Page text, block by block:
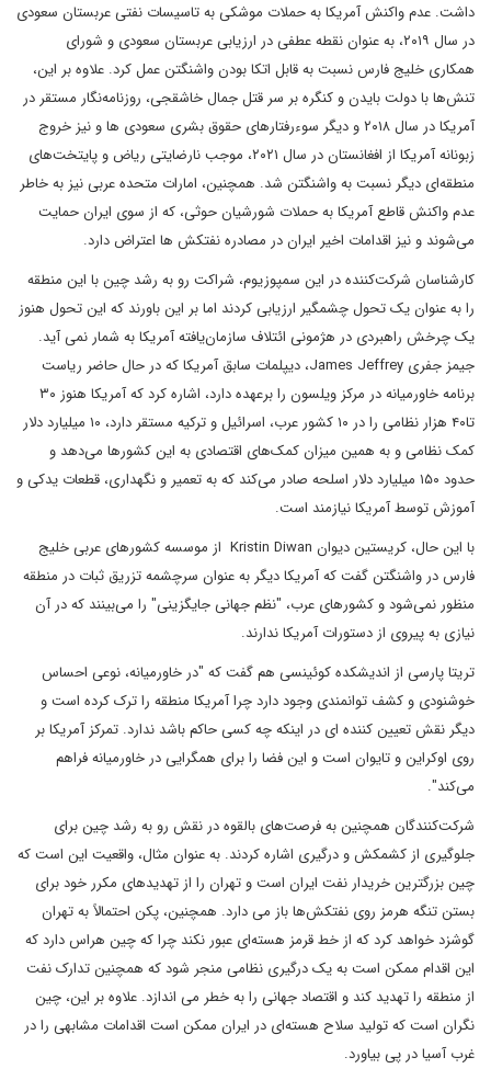
داشت. عدم واکنش آمریکا به حملات موشکی به تاسیسات نفتی عربستان سعودی
در سال ۲۰۱۹، به عنوان نقطه عطفی در ارزیابی عربستان سعودی و شورای
همکاری خلیج فارس نسبت به قابل اتکا بودن واشنگتن عمل کرد. علاوه بر این،
تنش‌ها با دولت بایدن و کنگره بر سر قتل جمال خاشقجی، روزنامه‌نگار مستقر در
آمریکا در سال ۲۰۱۸ و دیگر سوءرفتار‌های حقوق بشری سعودی ها و نیز خروج
زبونانه آمریکا از افغانستان در سال ۲۰۲۱، موجب نارضایتی ریاض و پایتخت‌های
منطقه‌ای دیگر نسبت به واشنگتن شد. همچنین، امارات متحده عربی نیز به خاطر
عدم واکنش قاطع آمریکا به حملات شورشیان حوثی، که از سوی ایران حمایت
می‌شوند و نیز اقدامات اخیر ایران در مصادره نفتکش ها اعتراض دارد.
کارشناسان شرکت‌کننده در این سمپوزیوم، شراکت رو به رشد چین با این منطقه
را به عنوان یک تحول چشمگیر ارزیابی کردند اما بر این باورند که این تحول هنوز
یک چرخش راهبردی در هژمونی ائتلاف سازمان‌یافته آمریکا به شمار نمی آید.
جیمز جفری James Jeffrey، دیپلمات سابق آمریکا که در حال حاضر ریاست
برنامه خاورمیانه در مرکز ویلسون را برعهده دارد، اشاره کرد که آمریکا هنوز ۳۰
تا۴۰ هزار نظامی را در ۱۰ کشور عرب، اسرائیل و ترکیه مستقر دارد، ۱۰ میلیارد دلار
کمک نظامی و به همین میزان کمک‌های اقتصادی به این کشورها می‌دهد و
حدود ۱۵۰ میلیارد دلار اسلحه صادر می‌کند که به تعمیر و نگهداری، قطعات یدکی و
آموزش توسط آمریکا نیازمند است.
با این حال، کریستین دیوان Kristin Diwan از موسسه کشورهای عربی خلیج
فارس در واشنگتن گفت که آمریکا دیگر به عنوان سرچشمه تزریق ثبات در منطقه
منظور نمی‌شود و کشورهای عرب، "نظم جهانی جایگزینی" را می‌بینند که در آن
نیازی به پیروی از دستورات آمریکا ندارند.
تریتا پارسی از اندیشکده کوئینسی هم گفت که "در خاورمیانه، نوعی احساس
خوشنودی و کشف توانمندی وجود دارد چرا آمریکا منطقه را ترک کرده است و
دیگر نقش تعیین کننده ای در اینکه چه کسی حاکم باشد ندارد. تمرکز آمریکا بر
روی اوکراین و تایوان است و این فضا را برای همگرایی در خاورمیانه فراهم
می‌کند".
شرکت‌کنندگان همچنین به فرصت‌های بالقوه در نقش رو به رشد چین برای
جلوگیری از کشمکش و درگیری اشاره کردند. به عنوان مثال، واقعیت این است که
چین بزرگترین خریدار نفت ایران است و تهران را از تهدیدهای مکرر خود برای
بستن تنگه هرمز روی نفتکش‌ها باز می دارد. همچنین، پکن احتمالاً به تهران
گوشزد خواهد کرد که از خط قرمز هسته‌ای عبور نکند چرا که چین هراس دارد که
این اقدام ممکن است به یک درگیری نظامی منجر شود که همچنین تدارک نفت
از منطقه را تهدید کند و اقتصاد جهانی را به خطر می اندازد. علاوه بر این، چین
نگران است که تولید سلاح‌ هسته‌ای در ایران ممکن است اقدامات مشابهی را در
غرب آسیا در پی بیاورد.